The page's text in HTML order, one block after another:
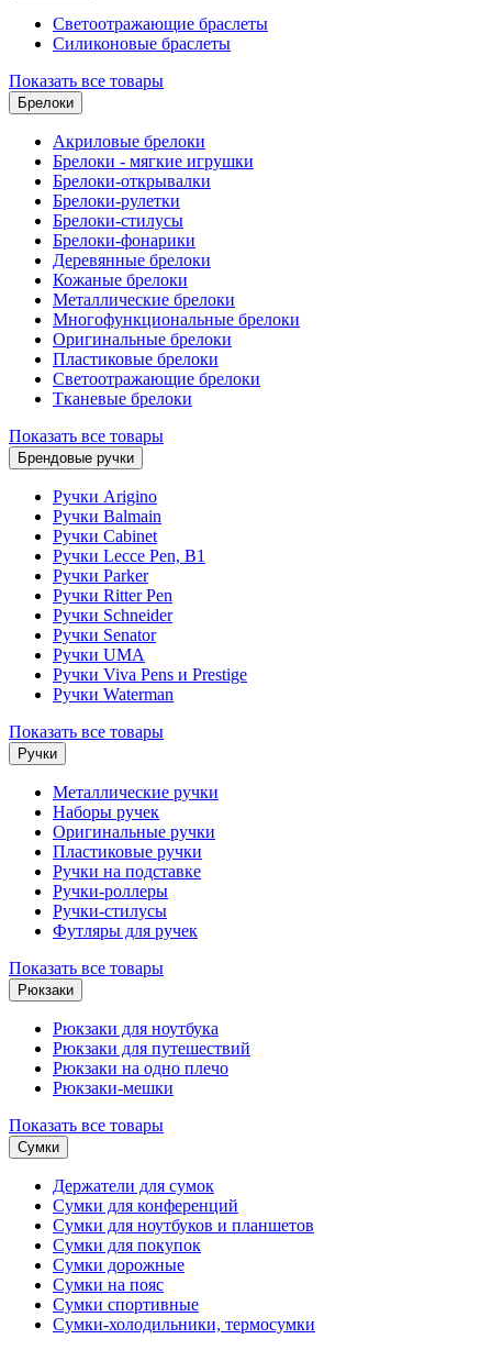
Светоотражающие браслеты
Силиконовые браслеты
Показать все товары
Брелоки
Акриловые брелоки
Брелоки - мягкие игрушки
Брелоки-открывалки
Брелоки-рулетки
Брелоки-стилусы
Брелоки-фонарики
Деревянные брелоки
Кожаные брелоки
Металлические брелоки
Многофункциональные брелоки
Оригинальные брелоки
Пластиковые брелоки
Светоотражающие брелоки
Тканевые брелоки
Показать все товары
Брендовые ручки
Ручки Arigino
Ручки Balmain
Ручки Cabinet
Ручки Lecce Pen, B1
Ручки Parker
Ручки Ritter Pen
Ручки Schneider
Ручки Senator
Ручки UMA
Ручки Viva Pens и Prestige
Ручки Waterman
Показать все товары
Ручки
Металлические ручки
Наборы ручек
Оригинальные ручки
Пластиковые ручки
Ручки на подставке
Ручки-роллеры
Ручки-стилусы
Футляры для ручек
Показать все товары
Рюкзаки
Рюкзаки для ноутбука
Рюкзаки для путешествий
Рюкзаки на одно плечо
Рюкзаки-мешки
Показать все товары
Сумки
Держатели для сумок
Сумки для конференций
Сумки для ноутбуков и планшетов
Сумки для покупок
Сумки дорожные
Сумки на пояс
Сумки спортивные
Сумки-холодильники, термосумки